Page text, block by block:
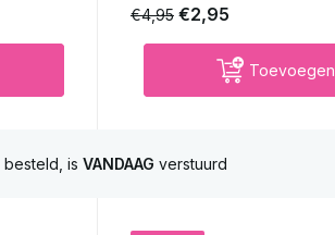
€4,95 €2,95
Toevoegen
besteld, is VANDAAG verstuurd